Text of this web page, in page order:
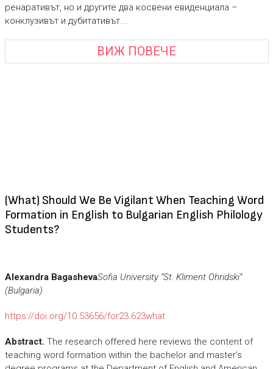
ренаративът, но и другите два косвени евиденциала –
конклузивът и дубитативът...
ВИЖ ПОВЕЧЕ
(What) Should We Be Vigilant When Teaching Word
Formation in English to Bulgarian English Philology
Students?
Alexandra BagashevaSofia University “St. Kliment Ohridski”
(Bulgaria)
https://doi.org/10.53656/for23.623what
Abstract. The research offered here reviews the content of
teaching word formation within the bachelor and master’s